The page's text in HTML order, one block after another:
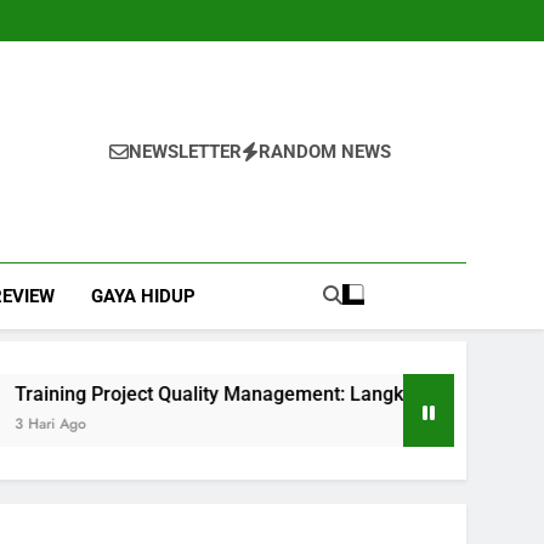
NEWSLETTER RANDOM NEWS
GAYA HIDUP
Management: Langkah Awal Mewujudkan Total